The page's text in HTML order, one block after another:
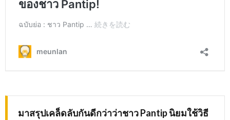
มาสรุปเคล็ดลับกันดีกว่าว่าชาวPantip นิยมใช้วิธี